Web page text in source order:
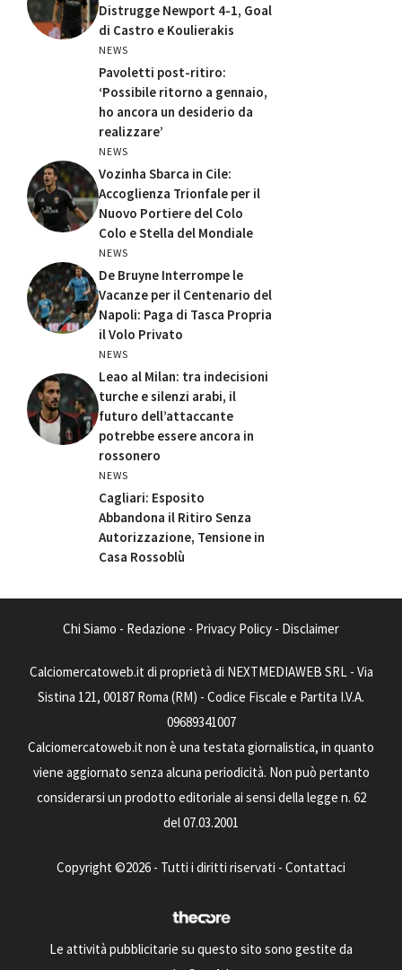
Distrugge Newport 4-1, Goal
di Castro e Koulierakis
NEWS
Pavoletti post-ritiro:
‘Possibile ritorno a gennaio,
ho ancora un desiderio da
realizzare’
NEWS
Vozinha Sbarca in Cile:
Accoglienza Trionfale per il
Nuovo Portiere del Colo
Colo e Stella del Mondiale
NEWS
De Bruyne Interrompe le
Vacanze per il Centenario del
Napoli: Paga di Tasca Propria
il Volo Privato
NEWS
Leao al Milan: tra indecisioni
turche e silenzi arabi, il
futuro dell’attaccante
potrebbe essere ancora in
rossonero
NEWS
Cagliari: Esposito
Abbandona il Ritiro Senza
Autorizzazione, Tensione in
Casa Rossoblù
Chi Siamo - Redazione - Privacy Policy - Disclaimer
Calciomercatoweb.it di proprietà di NEXTMEDIAWEB SRL - Via
Sistina 121, 00187 Roma (RM) - Codice Fiscale e Partita I.V.A.
09689341007
Calciomercatoweb.it non è una testata giornalistica, in quanto
viene aggiornato senza alcuna periodicità. Non può pertanto
considerarsi un prodotto editoriale ai sensi della legge n. 62
del 07.03.2001
Copyright ©2026 - Tutti i diritti riservati - Contattaci
Le attività pubblicitarie su questo sito sono gestite da